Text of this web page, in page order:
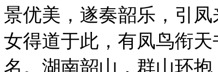
景优美，遂奏韶乐，引
女得道于此，有凤鸟衔
名。湖南韶山，群山环